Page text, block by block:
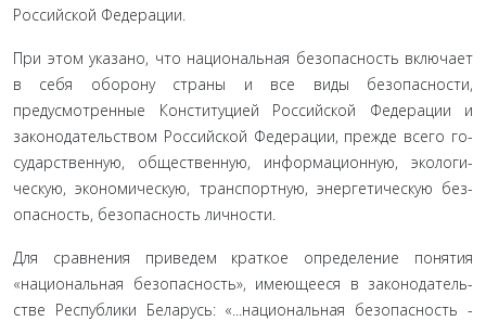
Российской Федерации.
При этом указано, что национальная безопасность включает
в себя оборону страны и все виды безопасности,
предусмотренные Конституцией Российской Федерации и
законодательством Российской Федерации, прежде всего го­
сударственную, общественную, информационную, экологи­
ческую, экономическую, транспортную, энергетическую без­
опасность, безопасность личности.
Для сравнения приведем краткое определение понятия
«национальная безопасность», имеющееся в законодатель­
стве Республики Беларусь: «...национальная безопасность -